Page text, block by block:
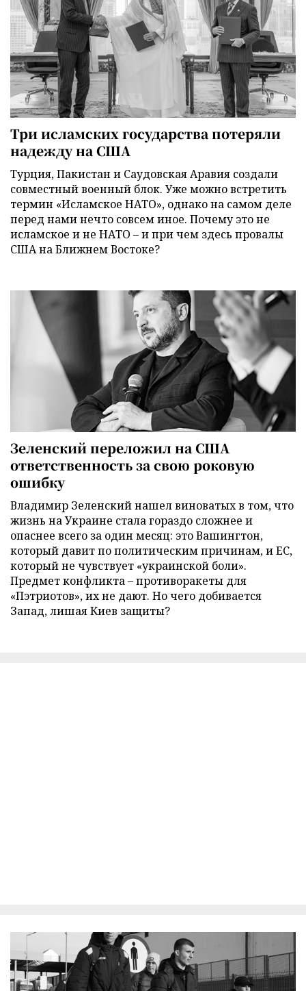
Три исламских государства потеряли
надежду на США
Турция, Пакистан и Саудовская Аравия создали
совместный военный блок. Уже можно встретить
термин «Исламское НАТО», однако на самом деле
перед нами нечто совсем иное. Почему это не
исламское и не НАТО – и при чем здесь провалы
США на Ближнем Востоке?
Зеленский переложил на США
ответственность за свою роковую
ошибку
Владимир Зеленский нашел виноватых в том, что
жизнь на Украине стала гораздо сложнее и
опаснее всего за один месяц: это Вашингтон,
который давит по политическим причинам, и ЕС,
который не чувствует «украинской боли».
Предмет конфликта – противоракеты для
«Пэтриотов», их не дают. Но чего добивается
Запад, лишая Киев защиты?